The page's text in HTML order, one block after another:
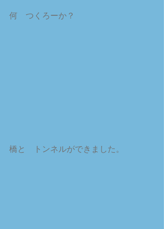
何　つくろーか？
橋と　トンネルができました。